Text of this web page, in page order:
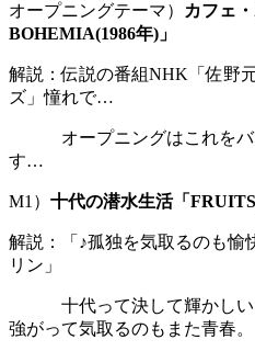
オープニングテーマ）
カフェ
BOHEMIA(1986年)」
解説：伝説の番組NHK「佐野
ズ」憧れで…
オープニングはこれをバ
す…
M1） 十代の潜水生活「
解説：「♪孤独を気取るのも愉
リン」
十代って決して輝かしいだ
強がって気取るのもまた青春。